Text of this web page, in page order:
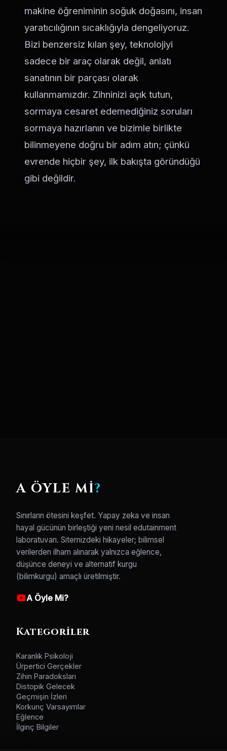
makine öğreniminin soğuk doğasını, insan
yaratıcılığının sıcaklığıyla dengeliyoruz.
Bizi benzersiz kılan şey, teknolojiyi
sadece bir araç olarak değil, anlatı
sanatının bir parçası olarak
kullanmamızdır. Zihninizi açık tutun,
sormaya cesaret edemediğiniz soruları
sormaya hazırlanın ve bizimle birlikte
bilinmeyene doğru bir adım atın; çünkü
evrende hiçbir şey, ilk bakışta göründüğü
gibi değildir.
A ÖYLE Mİ?
Sınırların ötesini keşfet. Yapay zeka ve insan
hayal gücünün birleştiği yeni nesil edutainment
laboratuvarı. Sitemizdeki hikayeler; bilimsel
verilerden ilham alınarak yalnızca eğlence,
düşünce deneyi ve alternatif kurgu
(bilimkurgu) amaçlı üretilmiştir.
A Öyle Mi?
Kategoriler
Karanlık Psikoloji
Ürpertici Gerçekler
Zihin Paradoksları
Distopik Gelecek
Geçmişin İzleri
Korkunç Varsayımlar
Eğlence
İlginç Bilgiler